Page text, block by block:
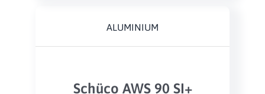
ALUMINIUM
Schüco AWS 90 SI+